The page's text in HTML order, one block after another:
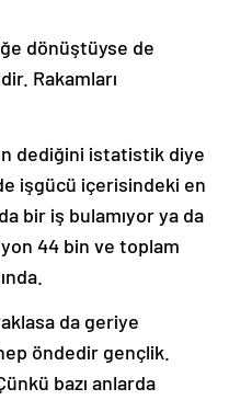
dönüştüyse de
Rakamları
dediğini istatistik diye
işgücü içerisindeki en
bir iş bulamıyor ya da
44 bin ve toplam
da geriye
öndedir gençlik.
bazı anlarda